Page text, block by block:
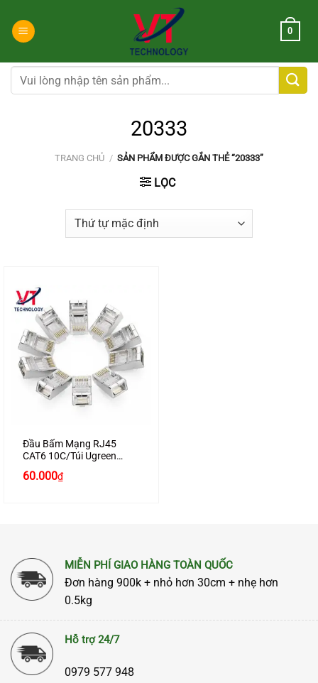
đến
dung
0
Tìm
kiếm:
20333
TRANG CHỦ / SẢN PHẨM ĐƯỢC GẮN THẺ “20333”
LỌC
Đầu Bấm Mạng RJ45
CAT6 10C/Túi Ugreen
Hãng Ugreen
60.000₫
MIỄN PHÍ GIAO HÀNG TOÀN QUỐC
Đơn hàng 900k + nhỏ hơn 30cm + nhẹ hơn
0.5kg
Hỗ trợ 24/7
0979 577 948